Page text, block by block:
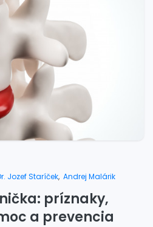
Jozef Staríček, Andrej Malárik
príznaky,
a prevencia